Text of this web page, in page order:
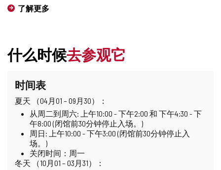
了解更多
什么时候去参观它
时间表
夏天 （04月01 – 09月30）：
从周二到周六: 上午10:00 - 下午2:00 和 下午4:30 - 下
午8:00 (闭馆前30分钟停止入场。)
周日: 上午10:00 - 下午3:00 (闭馆前30分钟停止入
场。)
关闭时间：周一
冬天 （10月01 – 03月31）：